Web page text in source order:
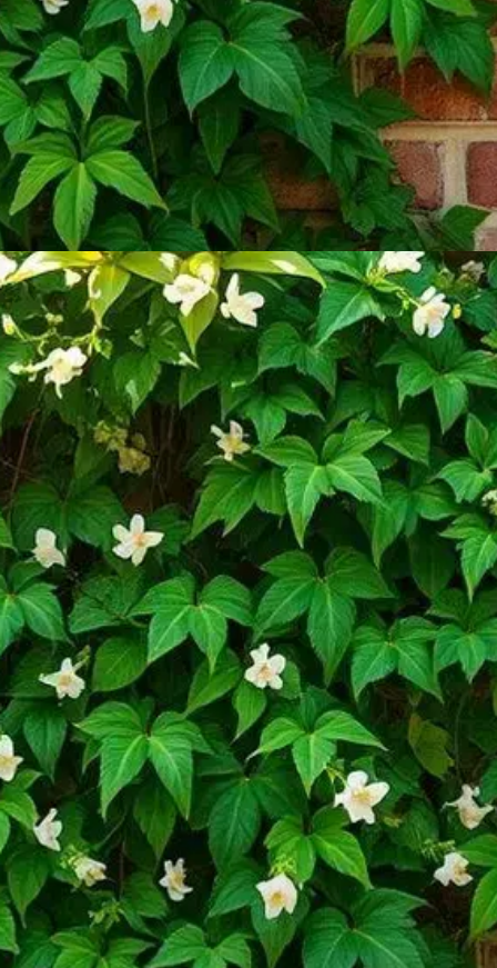
Benefícios das Trepadeiras
Rápidas
Essas plantas oferecem privacidade e embelezam
seu ambiente em pouco tempo.